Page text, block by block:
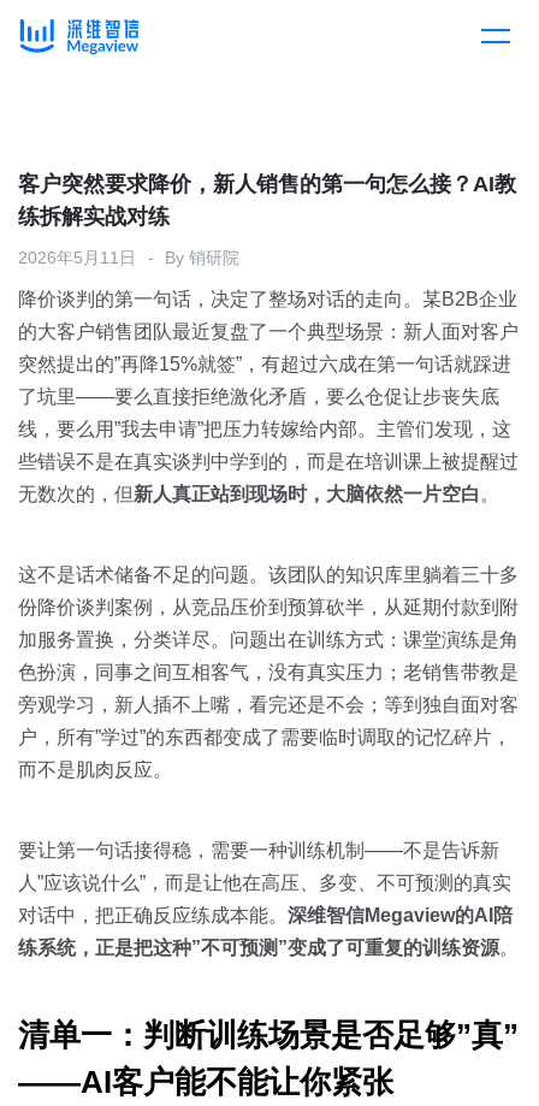
产品总览
产品集成
下载客户端
解决方案
按行业
消费医疗
教育
汽车
金融
按角色
销售人员
按业务场景
交易跟进
客户案例
开放平台
定价
资源中心
全部
白皮书
销售会话智能
预约演示
客户突然要求降价，新人销售的第一句怎么接？AI教
练拆解实战对练
2026年5月11日 By 销研院
降价谈判的第一句话，决定了整场对话的走向。某B2B企业
的大客户销售团队最近复盘了一个典型场景：新人面对客户
突然提出的”再降15%就签”，有超过六成在第一句话就踩进
了坑里——要么直接拒绝激化矛盾，要么仓促让步丧失底
线，要么用”我去申请”把压力转嫁给内部。主管们发现，这
些错误不是在真实谈判中学到的，而是在培训课上被提醒过
无数次的，但新人真正站到现场时，大脑依然一片空白 。
这不是话术储备不足的问题。该团队的知识库里躺着三十多
份降价谈判案例，从竞品压价到预算砍半，从延期付款到附
加服务置换，分类详尽。问题出在训练方式：课堂演练是角
色扮演，同事之间互相客气，没有真实压力；老销售带教是
旁观学习，新人插不上嘴，看完还是不会；等到独自面对客
户，所有”学过”的东西都变成了需要临时调取的记忆碎片，
而不是肌肉反应。
要让第一句话接得稳，需要一种训练机制——不是告诉新
人”应该说什么”，而是让他在高压、多变、不可预测的真实
对话中，把正确反应练成本能。 深维智信Megaview的AI陪
练系统，正是把这种”不可预测”变成了可重复的训练资源。
清单一：判断训练场景是否足够”真”
——AI客户能不能让你紧张